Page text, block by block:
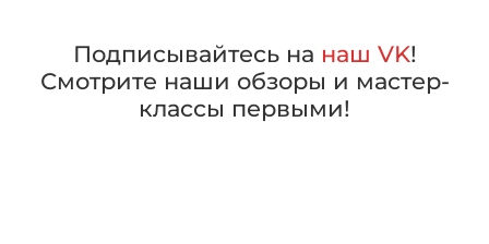
Подписывайтесь на наш VK!
Смотрите наши обзоры и мастер-
классы первыми!